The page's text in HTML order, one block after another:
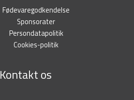
Fødevaregodkendelse
Sponsorater
Persondatapolitik
Cookies-politik
Kontakt os